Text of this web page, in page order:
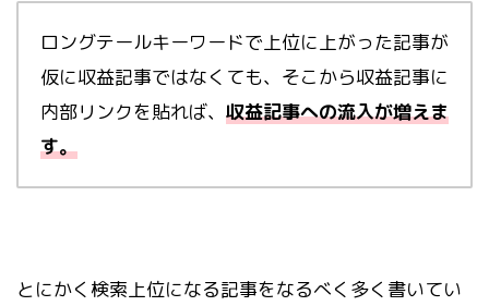
ロングテールキーワードで上位に上がった記事が
仮に収益記事ではなくても、そこから収益記事に
内部リンクを貼れば、 収益記事への流入が増えま
す。
とにかく検索上位になる記事をなるべく多く書いてい